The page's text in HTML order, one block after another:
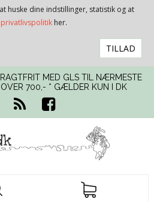
huske dine indstillinger, statistik og at
privatlivspolitik her.
TILLAD
MED GLS TIL NÆRMESTE
OVER 700,- * GÆLDER KUN I DK